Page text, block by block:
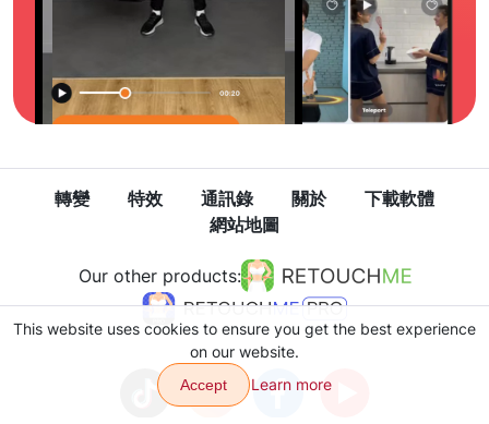
轉變 特效 通訊錄 關於
下載軟體
網站地圖
Our other products:
This website uses cookies to ensure you get the best experience
on our website.
Accept Learn more